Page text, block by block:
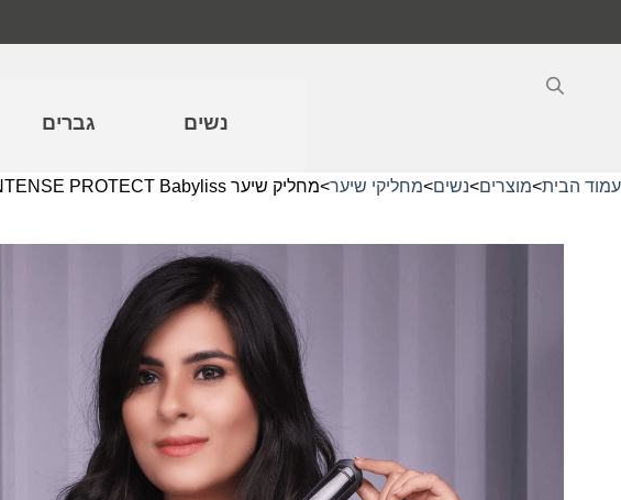
to
נשים גברים
עמוד הבית>מוצרים>נשים>מחליקי שיער>מחליק שיער SLIM 28MM INTENSE PROTECT Babyliss בייביליס